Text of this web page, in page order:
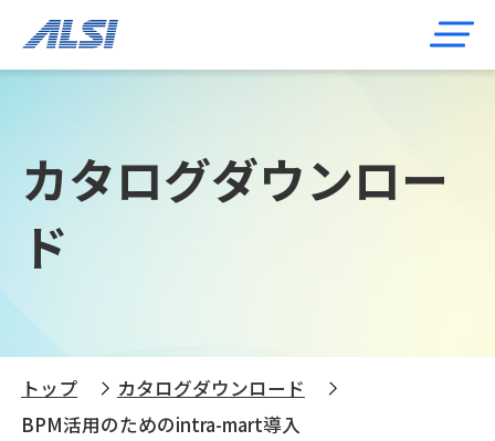
カタログダウンロー
ド
トップ
カタログダウンロード
BPM活用のためのintra-mart導入